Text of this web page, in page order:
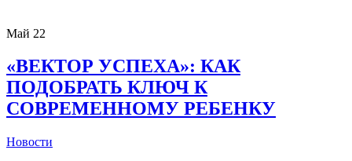
Май 22
«ВЕКТОР УСПЕХА»: КАК
ПОДОБРАТЬ КЛЮЧ К
СОВРЕМЕННОМУ РЕБЕНКУ
Новости